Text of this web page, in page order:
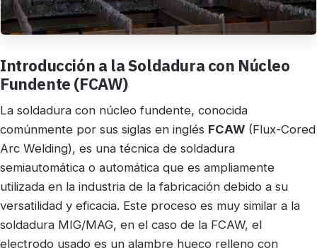
Introducción a la Soldadura con Núcleo
Fundente (FCAW)
La soldadura con núcleo fundente, conocida
comúnmente por sus siglas en inglés FCAW (Flux-Cored
Arc Welding), es una técnica de soldadura
semiautomática o automática que es ampliamente
utilizada en la industria de la fabricación debido a su
versatilidad y eficacia. Este proceso es muy similar a la
soldadura MIG/MAG, en el caso de la FCAW, el
electrodo usado es un alambre hueco relleno con